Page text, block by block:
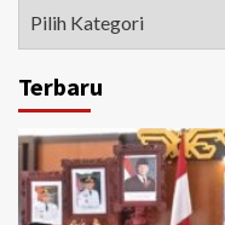
Terbaru